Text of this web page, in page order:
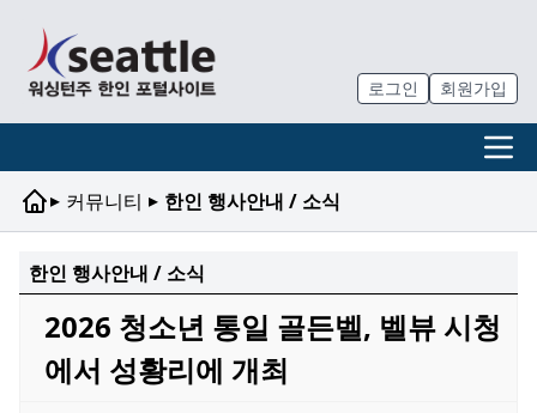
로그인 회원가입
▸ 커뮤니티 ▸ 한인 행사안내 / 소식
한인 행사안내 / 소식
2026 청소년 통일 골든벨, 벨뷰 시청
에서 성황리에 개최